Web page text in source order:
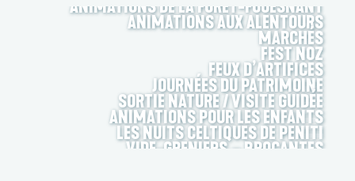
ANIMATIONS DE LA FORÊT-FOUESNANT
ANIMATIONS AUX ALENTOURS
MARCHÉS
FEST NOZ
FEUX D’ARTIFICES
JOURNÉES DU PATRIMOINE
SORTIE NATURE / VISITE GUIDÉE
ANIMATIONS POUR LES ENFANTS
LES NUITS CELTIQUES DE PENITI
VIDE-GRENIERS – BROCANTES